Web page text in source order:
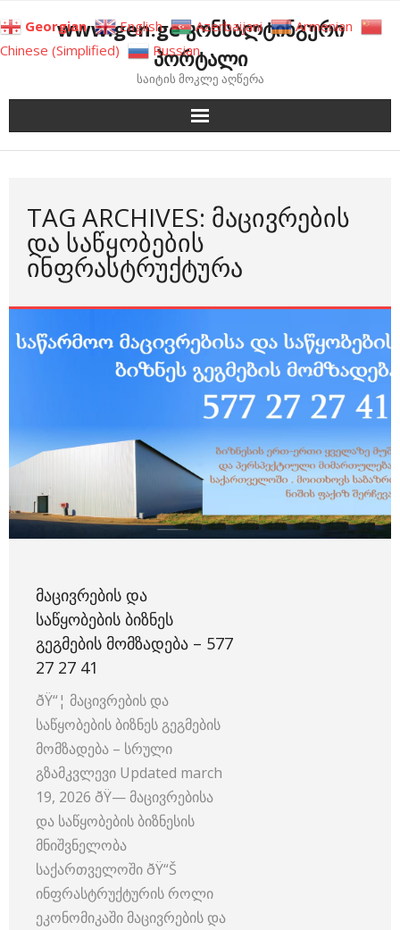
to
content
www.gen.ge კონსალტინგური
პორტალი
საიტის მოკლე აღწერა
TAG ARCHIVES: ᲛᲐᲪᲘᲕᲠᲔᲑᲘᲡ
ᲓᲐ ᲡᲐᲬᲧᲝᲑᲔᲑᲘᲡ
ᲘᲜᲤᲠᲐᲡᲢᲠᲣᲥᲢᲣᲠᲐ
ᲛᲐᲪᲘᲕᲠᲔᲑᲘᲡ ᲓᲐ
ᲡᲐᲬᲧᲝᲑᲔᲑᲘᲡ ᲑᲘᲖᲜᲔᲡ
ᲒᲔᲒᲛᲔᲑᲘᲡ ᲛᲝᲛᲖᲐᲓᲔᲑᲐ – 577
27 27 41
ðŸ“¦ მაცივრების და
საწყობების ბიზნეს გეგმების
მომზადება – სრული
გზამკვლევი Updated march
19, 2026 ðŸ—️ მაცივრებისა
და საწყობების ბიზნესის
მნიშვნელობა
საქართველოში ðŸ“Š
ინფრასტრუქტურის როლი
ეკონომიკაში მაცივრების და
Georgian English Azerbaijani
Armenian
Chinese (Simplified)
Russian